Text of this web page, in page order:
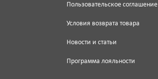
Пользовательское соглашение
Условия возврата товара
Новости и статьи
Программа лояльности